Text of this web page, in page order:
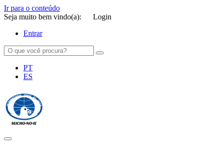
Ir para o conteúdo
Seja muito bem vindo(a):
Login
Entrar
PT
ES